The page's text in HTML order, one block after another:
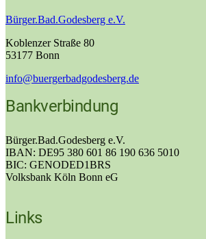
Bürger.Bad.Godesberg e.V.
Koblenzer Straße 80
53177 Bonn
info@buergerbadgodesberg.de
Bankverbindung
Bürger.Bad.Godesberg e.V.
IBAN: DE95 380 601 86 190 636 5010
BIC: GENODED1BRS
Volksbank Köln Bonn eG
Links